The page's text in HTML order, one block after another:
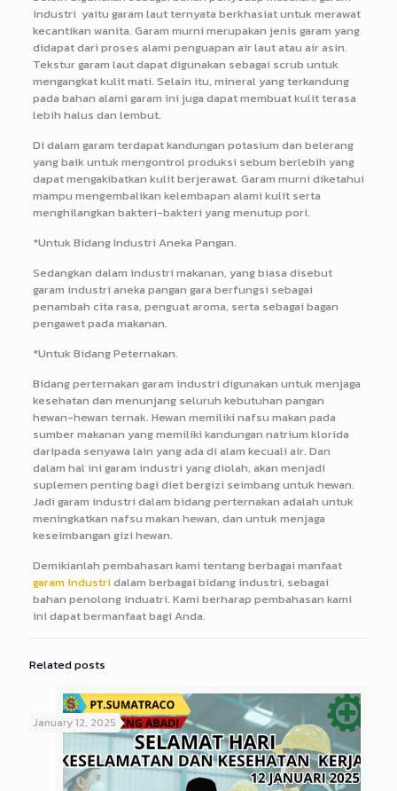
industri yaitu garam laut ternyata berkhasiat untuk merawat
kecantikan wanita. Garam murni merupakan jenis garam yang
didapat dari proses alami penguapan air laut atau air asin.
Tekstur garam laut dapat digunakan sebagai scrub untuk
mengangkat kulit mati. Selain itu, mineral yang terkandung
pada bahan alami garam ini juga dapat membuat kulit terasa
lebih halus dan lembut.
Di dalam garam terdapat kandungan potasium dan belerang
yang baik untuk mengontrol produksi sebum berlebih yang
dapat mengakibatkan kulit berjerawat. Garam murni diketahui
mampu mengembalikan kelembapan alami kulit serta
menghilangkan bakteri-bakteri yang menutup pori.
*Untuk Bidang Industri Aneka Pangan.
Sedangkan dalam industri makanan, yang biasa disebut
garam industri aneka pangan gara berfungsi sebagai
penambah cita rasa, penguat aroma, serta sebagai bagan
pengawet pada makanan.
*Untuk Bidang Peternakan.
Bidang perternakan garam industri digunakan untuk menjaga
kesehatan dan menunjang seluruh kebutuhan pangan
hewan-hewan ternak. Hewan memiliki nafsu makan pada
sumber makanan yang memiliki kandungan natrium klorida
daripada senyawa lain yang ada di alam kecuali air. Dan
dalam hal ini garam industri yang diolah, akan menjadi
suplemen penting bagi diet bergizi seimbang untuk hewan.
Jadi garam industri dalam bidang perternakan adalah untuk
meningkatkan nafsu makan hewan, dan untuk menjaga
keseimbangan gizi hewan.
Demikianlah pembahasan kami tentang berbagai manfaat
garam industridalam berbagai bidang industri, sebagai
bahan penolong induatri. Kami berharap pembahasan kami
ini dapat bermanfaat bagi Anda.
Related posts
January 12, 2025